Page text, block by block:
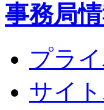
事務局
プラ
サイ